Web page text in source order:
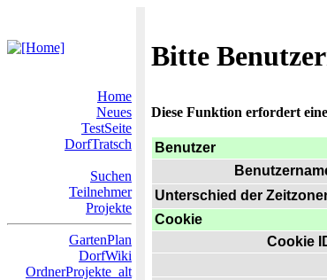
Bitte
Home
Neues
TestSeite
DorfTratsch
Suchen
Teilnehmer
Projekte
GartenPlan
DorfWiki
OrdnerProjekte_alt
Diese Funktion erfordert
Benutzer
Unterschied der
Cookie
Cookie